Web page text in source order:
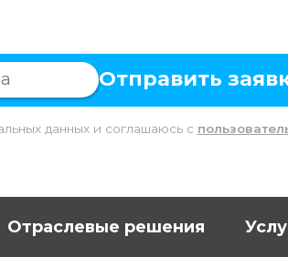
Отправить
данных и соглашаюсь c
Отраслевые решения